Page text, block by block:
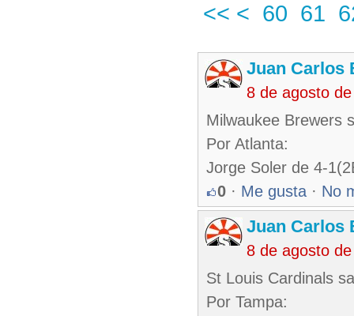
<< < 60 61
Juan Carlos
8 de agosto
Milwaukee Brewers
Por Atlanta:
Jorge Soler de 4-
0 · Me gusta · No
Juan Carlos
8 de agosto
St Louis Cardinals
Por Tampa: